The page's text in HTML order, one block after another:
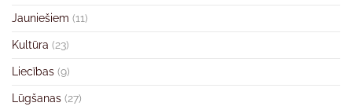
Jauniešiem (11)
Kultūra (23)
Liecības (9)
Lūgšanas (27)